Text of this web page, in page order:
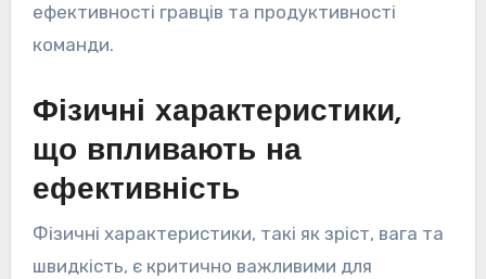
ефективності гравців та продуктивності
команди.
Фізичні характеристики,
що впливають на
ефективність
Фізичні характеристики, такі як зріст, вага та
швидкість, є критично важливими для